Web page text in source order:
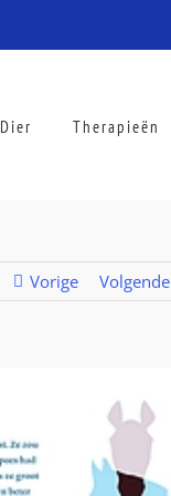
Dier Therapieën
Vorige Volgende